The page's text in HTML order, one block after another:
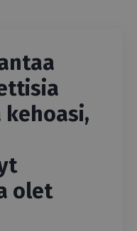
olet